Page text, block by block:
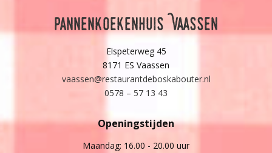
Pannenkoekenhuis Vaassen
Elspeterweg 45
8171 ES Vaassen
vaassen@restaurantdeboskabouter.nl
0578 – 57 13 43
Openingstijden
Maandag: 16.00 - 20.00 uur